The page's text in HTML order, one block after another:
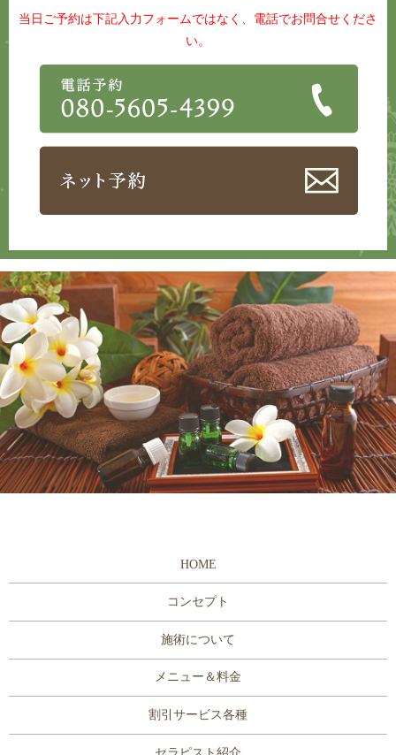
当日ご予約は下記入力フォームではなく、電話でお問合せくださ
い。
HOME
コンセプト
施術について
メニュー＆料金
割引サービス各種